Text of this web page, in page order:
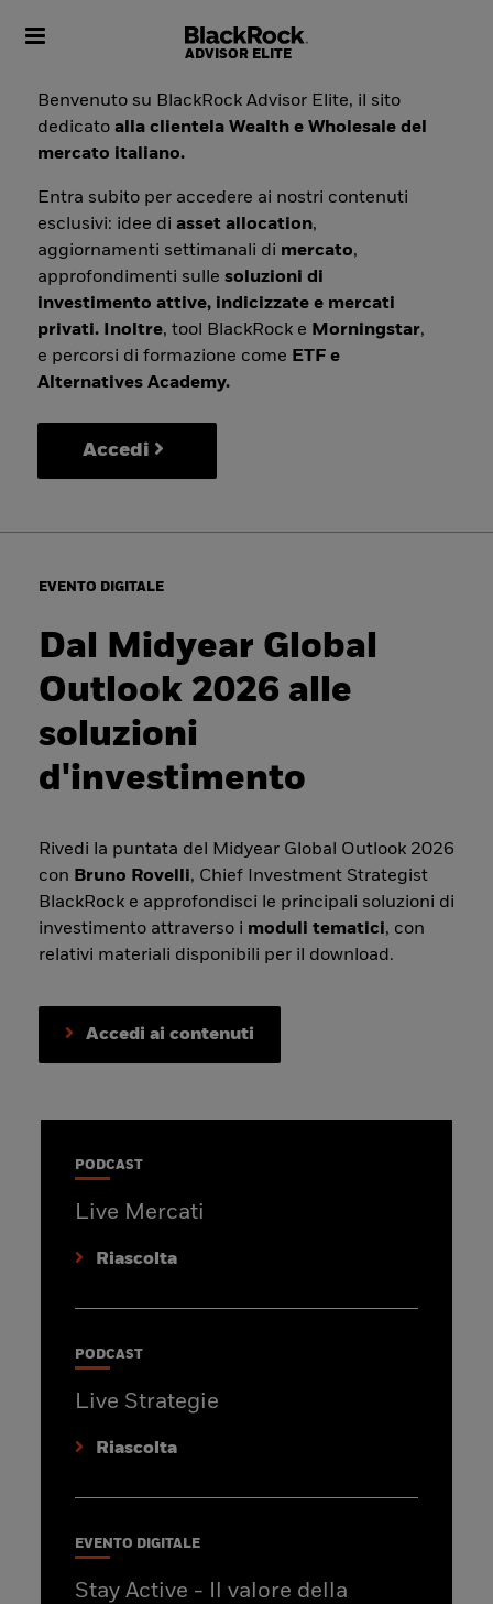
Toggle navigation
Benvenuto su BlackRock Advisor Elite, il sito
dedicatoalla clientela Wealth e Wholesale del
mercato italiano.
Entra subito per accedere ai nostri contenuti
esclusivi: idee diasset allocation,
aggiornamenti settimanali di mercato,
approfondimenti sullesoluzioni di
investimento attive, indicizzate e mercati
privati. Inoltre, tool BlackRock e Morningstar,
e percorsi di formazione come ETF e
Alternatives Academy.
Accedi
EVENTO DIGITALE
Dal Midyear Global
Outlook 2026 alle
soluzioni
d'investimento
Rivedi la puntata del Midyear Global Outlook 2026
con Bruno Rovelli, Chief Investment Strategist
BlackRock e approfondisci le principali soluzioni di
investimento attraverso i moduli tematici, con
relativi materiali disponibili per il download.
Accedi ai contenuti
PODCAST
Live Mercati
Riascolta
PODCAST
Live Strategie
Riascolta
EVENTO DIGITALE
Stay Active - Il valore della